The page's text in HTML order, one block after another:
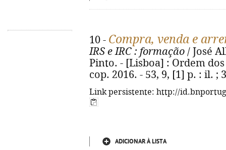
10 - Compra, venda e
IRS e IRC : formação / José
Pinto. - [Lisboa] : Ordem
cop. 2016. - 53, 9, [1] p. : il. ;
Link persistente: http://
ADICIONAR À LISTA